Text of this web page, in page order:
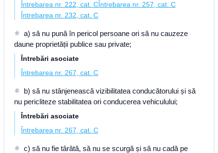
Întrebarea nr. 222, cat. CÎntrebarea nr. 257, cat. C
Întrebarea nr. 232, cat. C
a) să nu pună în pericol persoane ori să nu cauzeze
daune proprietății publice sau private;
Întrebări asociate
Întrebarea nr. 267, cat. C
b) să nu stânjenească vizibilitatea conducătorului și să
nu pericliteze stabilitatea ori conducerea vehiculului;
Întrebări asociate
Întrebarea nr. 267, cat. C
c) să nu fie târâtă, să nu se scurgă și să nu cadă pe